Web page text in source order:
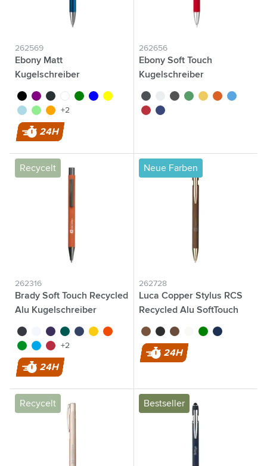
262569
Ebony Matt
Kugelschreiber
noir pourpreanthracite
blancvert bleu jaune
bleu clair
vert clairorange
+2
24H
262656
Ebony Soft Touch
Kugelschreiber
noir blancgris vert jauneorangebleu clair
rougebleu foncé
Recycelt
262316
Brady Soft Touch Recycled
Alu Kugelschreiber
noir blancpourpre
vert bleu jauneorange
vert clairbleu clair
rouge+2
24H
Neue Farben
262728
Luca Copper Stylus RCS
Recycled Alu SoftTouch
brun noir or roseblancvert bleu marine
24H
Recycelt Bestseller